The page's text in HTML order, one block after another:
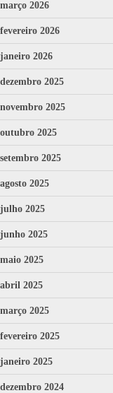
março 2026
fevereiro 2026
janeiro 2026
dezembro 2025
novembro 2025
outubro 2025
setembro 2025
agosto 2025
julho 2025
junho 2025
maio 2025
abril 2025
março 2025
fevereiro 2025
janeiro 2025
dezembro 2024